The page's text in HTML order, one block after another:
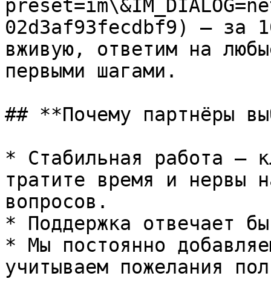
02d3af93fecdbf9) — за
вживую, ответим на
первыми шагами.
## **Почему партнёры
* Стабильная работа —
тратите время и нервы
вопросов.
* Поддержка отвечает
* Мы постоянно
учитываем пожелания